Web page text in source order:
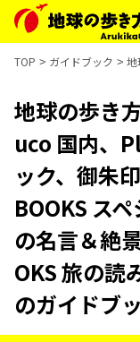
TOP ガイドブック 地
地球の歩き
uco 国内、
ック、御朱
BOOKS ス
の名言＆絶
OKS 旅の読
のガイドブ